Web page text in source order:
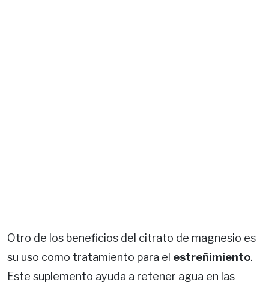
Otro de los beneficios del citrato de magnesio es
su uso como tratamiento para el estreñimiento.
Este suplemento ayuda a retener agua en las